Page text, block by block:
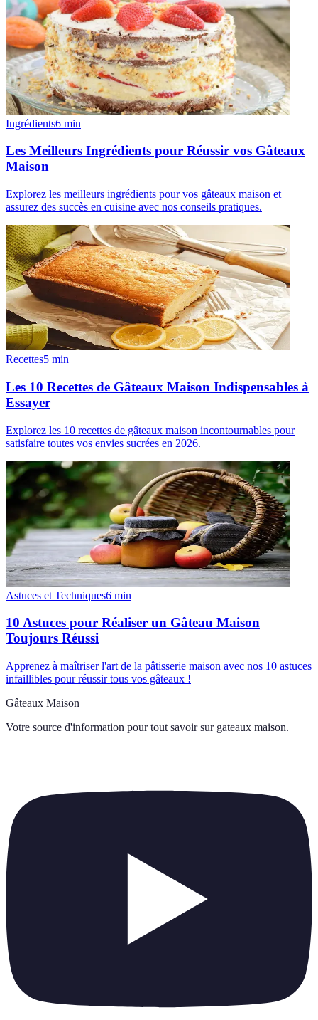
Ingrédients6 min
Les Meilleurs Ingrédients pour Réussir vos Gâteaux
Maison
Explorez les meilleurs ingrédients pour vos gâteaux maison et
assurez des succès en cuisine avec nos conseils pratiques.
Recettes5 min
Les 10 Recettes de Gâteaux Maison Indispensables à
Essayer
Explorez les 10 recettes de gâteaux maison incontournables pour
satisfaire toutes vos envies sucrées en 2026.
Astuces et Techniques6 min
10 Astuces pour Réaliser un Gâteau Maison
Toujours Réussi
Apprenez à maîtriser l'art de la pâtisserie maison avec nos 10 astuces
infaillibles pour réussir tous vos gâteaux !
Gâteaux Maison
Votre source d'information pour tout savoir sur gateaux maison.